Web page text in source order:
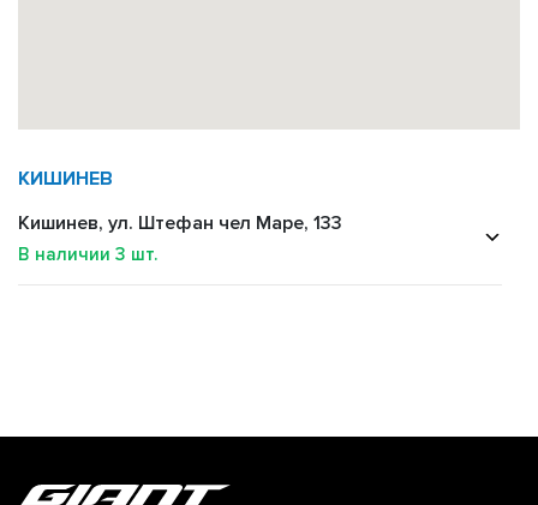
КИШИНЕВ
Кишинев, ул. Штефан чел Маре, 133
В наличии 3 шт.